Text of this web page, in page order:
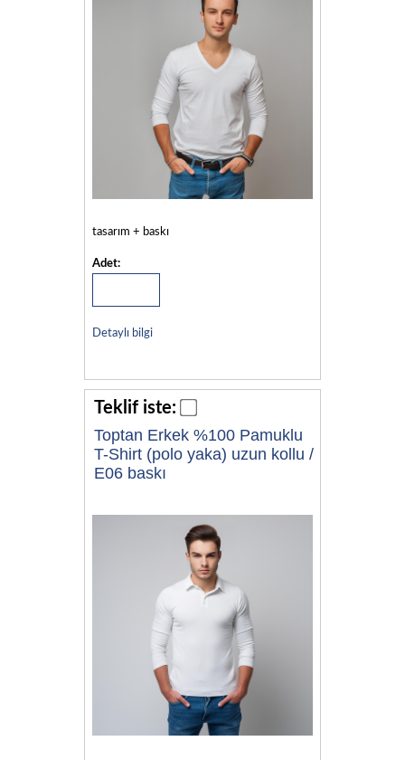
tasarım + baskı
Adet:
Detaylı bilgi
Teklif iste:
Toptan Erkek %100 Pamuklu
T-Shirt (polo yaka) uzun kollu /
E06 baskı